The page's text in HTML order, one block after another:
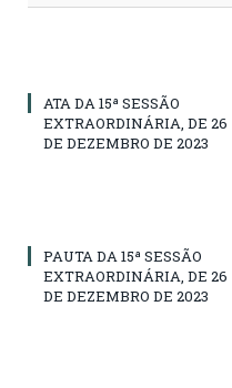
ATA DA 15ª SESSÃO
EXTRAORDINÁRIA, DE 26
DE DEZEMBRO DE 2023
PAUTA DA 15ª SESSÃO
EXTRAORDINÁRIA, DE 26
DE DEZEMBRO DE 2023